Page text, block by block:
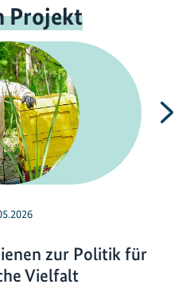
Projekt
zur Politik für
Vielfalt